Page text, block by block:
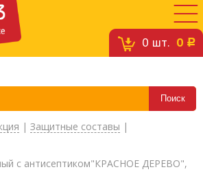
0 шт. 0 c
| Защитные составы |
с антисептиком"КРАСНОЕ ДЕРЕВО",